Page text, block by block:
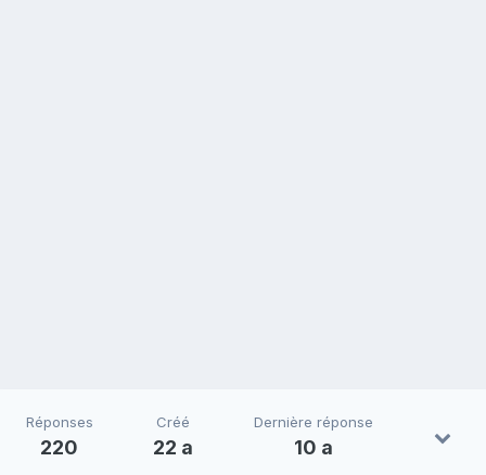
Réponses
220
Créé
22 a
Dernière réponse
10 a